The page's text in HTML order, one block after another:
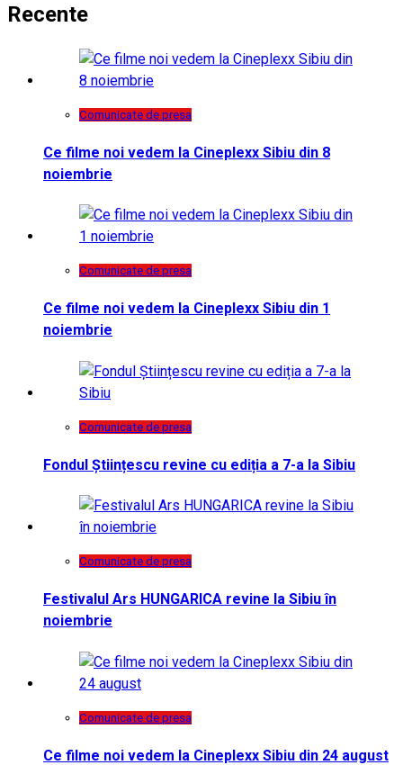
Recente
Comunicate de presa
Ce filme noi vedem la Cineplexx Sibiu din 8
noiembrie
Comunicate de presa
Ce filme noi vedem la Cineplexx Sibiu din 1
noiembrie
Comunicate de presa
Fondul Științescu revine cu ediția a 7-a la Sibiu
Comunicate de presa
Festivalul Ars HUNGARICA revine la Sibiu în
noiembrie
Comunicate de presa
Ce filme noi vedem la Cineplexx Sibiu din 24 august